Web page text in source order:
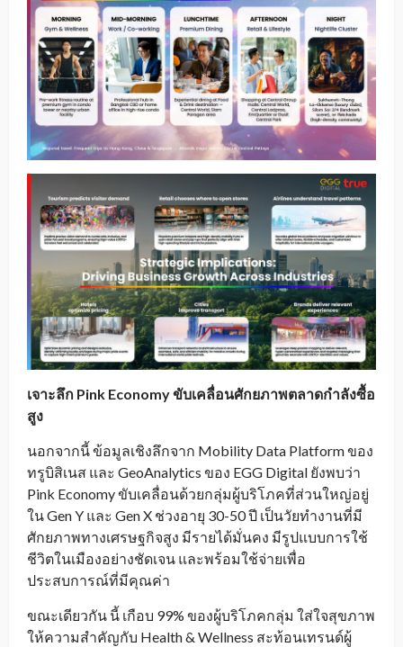
เจาะลึก Pink Economy ขับเคลื่อนศักยภาพตลาดกำลังซื้อ
สูง
นอกจากนี้ ข้อมูลเชิงลึกจาก Mobility Data Platform ของ
ทรูบิสิเนส และ GeoAnalytics ของ EGG Digital ยังพบว่า
Pink Economy ขับเคลื่อนด้วยกลุ่มผู้บริโภคที่ส่วนใหญ่อยู่
ใน Gen Y และ Gen X ช่วงอายุ 30-50 ปี เป็นวัยทำงานที่มี
ศักยภาพทางเศรษฐกิจสูง มีรายได้มั่นคง มีรูปแบบการใช้
ชีวิตในเมืองอย่างชัดเจน และพร้อมใช้จ่ายเพื่อ
ประสบการณ์ที่มีคุณค่า
ขณะเดียวกัน นี้ เกือบ 99% ของผู้บริโภคกลุ่ม ใส่ใจสุขภาพ
ให้ความสำคัญกับ Health & Wellness สะท้อนเทรนด์ผู้